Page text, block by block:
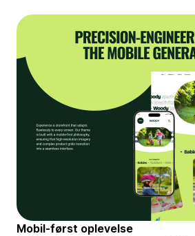
Mobil-først oplevelse